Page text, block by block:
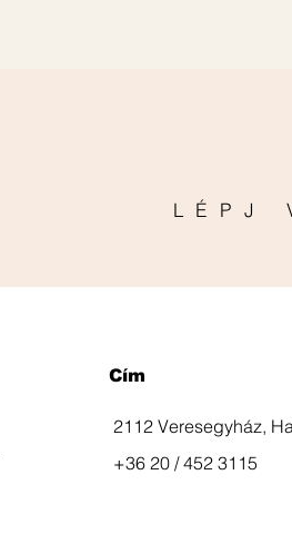
LÉPJ
Cím
2112 Veresegyház,
+36 20 / 452 3115